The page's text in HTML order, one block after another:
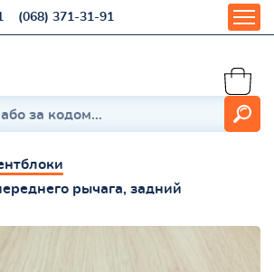
(068) 371-31-91
рычага, задний